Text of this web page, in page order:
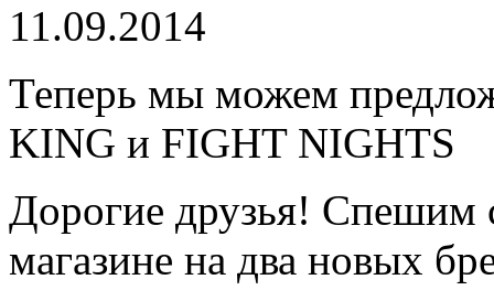
11.09.2014
Теперь мы можем
KING и FIGHT NIGHTS
Дорогие друзья! Спешим
магазине на два новых